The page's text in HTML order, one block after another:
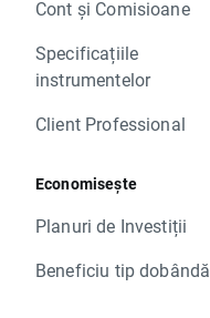
Cont și Comisioane
Specificațiile
instrumentelor
Client Professional
Economisește
Planuri de Investiții
Beneficiu tip dobândă